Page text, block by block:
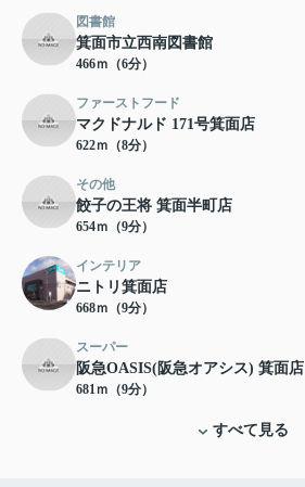
図書館
箕面市立西南図書館
466ｍ（6分）
ファーストフード
マクドナルド 171号箕面店
622ｍ（8分）
その他
餃子の王将 箕面半町店
654ｍ（9分）
インテリア
ニトリ箕面店
668ｍ（9分）
スーパー
阪急OASIS(阪急オアシス) 箕面店
681ｍ（9分）
すべて見る